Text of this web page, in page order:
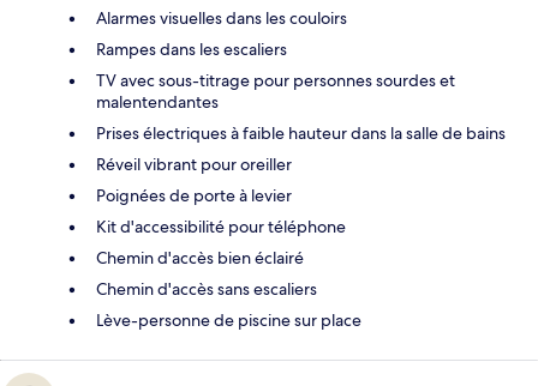
Alarmes visuelles dans les couloirs
Rampes dans les escaliers
TV avec sous-titrage pour personnes sourdes et
malentendantes
Prises électriques à faible hauteur dans la salle de bains
Réveil vibrant pour oreiller
Poignées de porte à levier
Kit d'accessibilité pour téléphone
Chemin d'accès bien éclairé
Chemin d'accès sans escaliers
Lève-personne de piscine sur place